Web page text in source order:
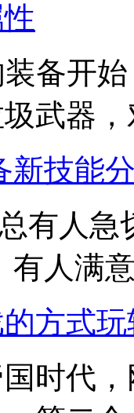
备开
武器
新技能
有人急
有人满
方式
时代